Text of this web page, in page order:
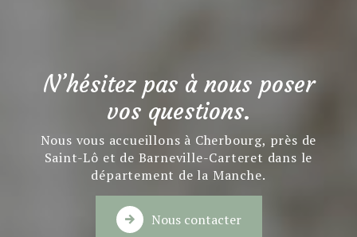
N’hésitez pas à nous poser
vos questions.
Nous vous accueillons à Cherbourg, près de
Saint-Lô et de Barneville-Carteret dans le
département de la Manche.
Nous contacter